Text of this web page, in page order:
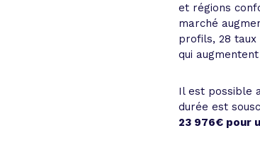
et régions
marché
profils, 28
qui
Il est possible
durée est
23 976€ pour